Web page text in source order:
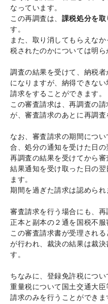
なっています。
この再調査は、 課税処分を
す。
また、取り消してもらえな
税されたのかについては明ら
調査の結果を受けて、納税
になりますが、納得できな
請求をすることができます。
この審査請求は、再調査の
が、審査請求のあとに再調査
なお、審査請求の期間につ
合、処分の通知を受けた日の
再調査の結果を受けてから
結果通知を受け取った日の
ます。
期間を過ぎた請求は認められ
審査請求を行う場合にも、
正本と副本の２通を国税不服
この審査請求書が受理され
が行われ、裁決の結果は裁
す。
ちなみに、登録免許税につ
重量税について国土交通大
請求のみを行うことができま